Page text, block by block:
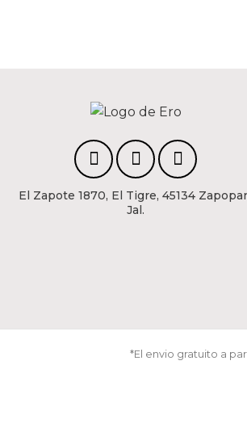
El Zapote 1870, El Tigre, 45134
Jal.
*El envio gratuito a